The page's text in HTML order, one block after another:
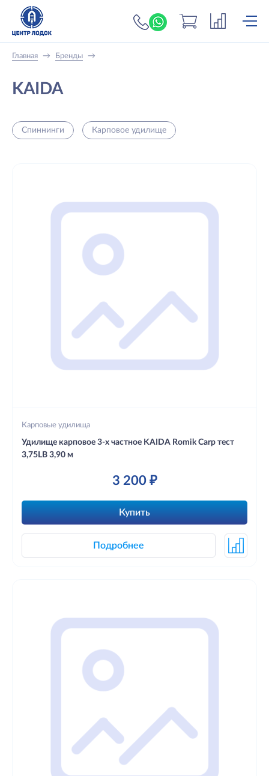
+7 (919) 698-56-
Главная → Бренды →
KAIDA
Спиннинги Карповое удилище
Карповые удилища
Удилище карповое 3-х частное KAIDA Romik Carp тест
3,75LB 3,90 м
3 200 ₽
Купить
Подробнее